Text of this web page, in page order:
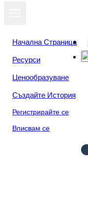
Начална Страница
Ресурси
Ценообразуване
Създайте История
Регистрирайте се
Вписвам се